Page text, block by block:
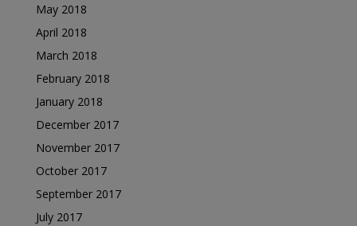
May 2018
April 2018
March 2018
February 2018
January 2018
December 2017
November 2017
October 2017
September 2017
July 2017